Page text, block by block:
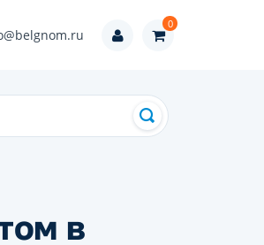
0
в